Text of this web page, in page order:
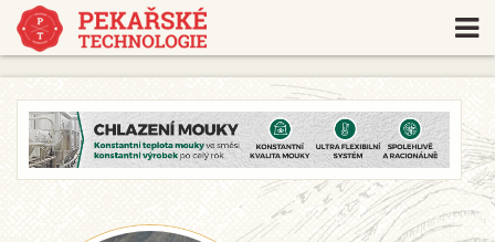
https://www.traditionrolex.com/18